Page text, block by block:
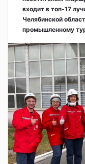
входит в топ-17
Челябинской
промышленному